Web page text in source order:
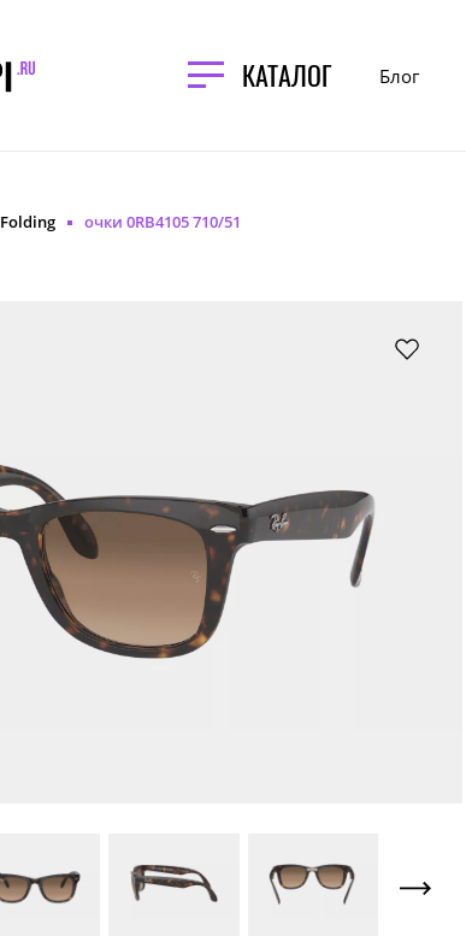
КАТАЛОГ Блог
Folding очки 0RB4105 710/51